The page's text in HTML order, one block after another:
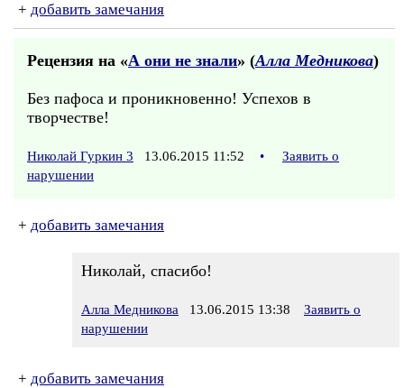
+ добавить замечания
Рецензия на «А они не знали» (Алла Медникова)
Без пафоса и проникновенно! Успехов в
творчестве!
Николай Гуркин 3 13.06.2015 11:52 •
Заявить о
нарушении
+ добавить замечания
Николай, спасибо!
Алла Медникова 13.06.2015 13:38
Заявить о
нарушении
+ добавить замечания